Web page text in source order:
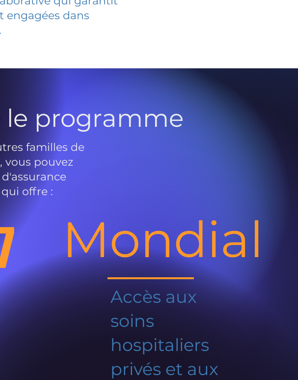
engagées dans
le programme
familles de
vous pouvez
offre :
Mondial
Accès aux
soins
hospitaliers
privés et aux